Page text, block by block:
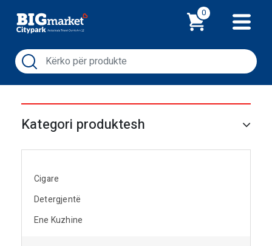
0
Kategori produktesh
Cigare
Detergjentë
Ene Kuzhine